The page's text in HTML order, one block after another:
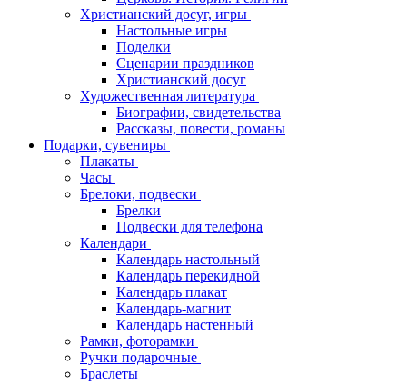
Христианский досуг, игры
Настольные игры
Поделки
Сценарии праздников
Христианский досуг
Художественная литература
Биографии, свидетельства
Рассказы, повести, романы
Подарки, сувениры
Плакаты
Часы
Брелоки, подвески
Брелки
Подвески для телефона
Календари
Календарь настольный
Календарь перекидной
Календарь плакат
Календарь-магнит
Календарь настенный
Рамки, фоторамки
Ручки подарочные
Браслеты